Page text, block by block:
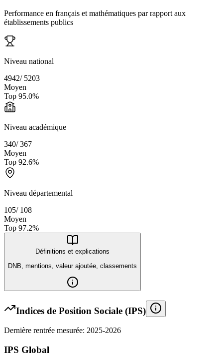
Performance en français et mathématiques par rapport aux
établissements publics
Niveau national
4942/ 5203
Moyen
Top 95.0%
Niveau académique
340/367
Moyen
Top 92.6%
Niveau départemental
105/ 108
Moyen
Top 97.2%
Définitions et explications
DNB, mentions, valeur ajoutée, classements
Indices de Position Sociale (IPS)
Dernière rentrée mesurée: 2025-2026
IPS Global